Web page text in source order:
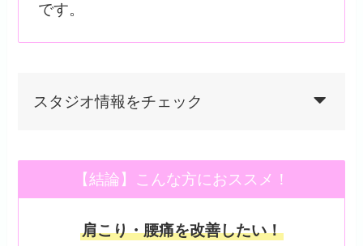
です。
スタジオ情報をチェック
【結論】こんな方におススメ！
肩こり・腰痛を改善したい！